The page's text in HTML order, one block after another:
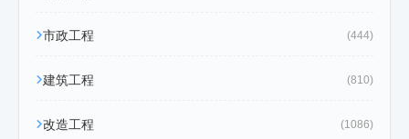
市政工程 (444)
建筑工程 (810)
改造工程 (1086)